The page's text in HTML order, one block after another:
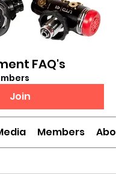
FAQ's
Join
Members